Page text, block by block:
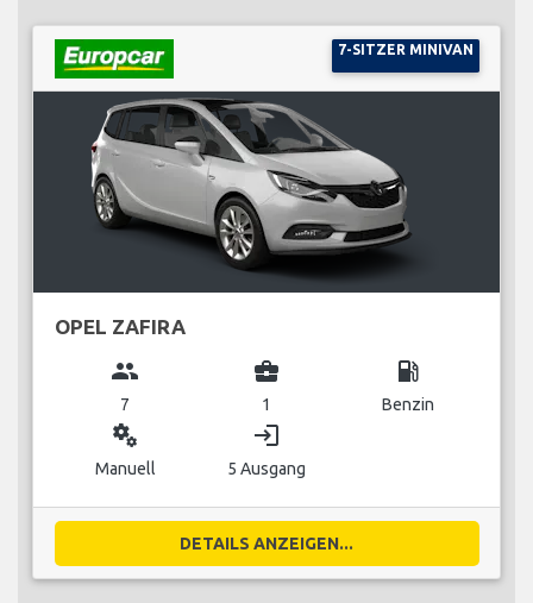
7-SITZER MINIVAN
OPEL ZAFIRA
group
7
business_center
1
local_gas_station
Benzin
miscellaneous_services
Manuell
login
5 Ausgang
DETAILS ANZEIGEN...